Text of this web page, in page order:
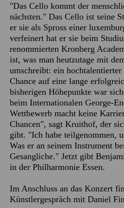
"Das Cello kommt der
nächsten." Das Cello ist seine
er sie als Spross einer
verfeinert hat er sie beim
renommierten Kronberg
ist, was man heutzutage mit
umschreibt: ein
Chance auf eine lange
bisherigen Höhepunkte war
beim Internationalen George-
Wettbewerb macht keine
Chancen", sagt Kruithof, der
gibt. "Ich habe teilgenommen,
Was er an seinem Instrument
Gesangliche." Jetzt gibt
in der Philharmonie Essen.
Im Anschluss an das Konzert
Künstlergespräch mit Daniel